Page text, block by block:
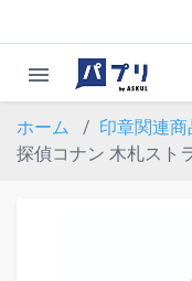
menu
ホーム 印章関連商
探偵コナン 木札スト